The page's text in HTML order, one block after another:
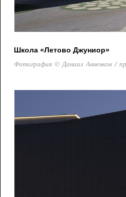
Школа «Летово Джуниор»
Фотография © Даниил Анненков /